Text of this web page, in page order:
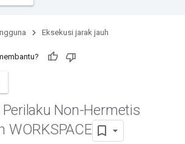
Eksekusi jarak jauh
Non-Hermetis
WORKSPACE